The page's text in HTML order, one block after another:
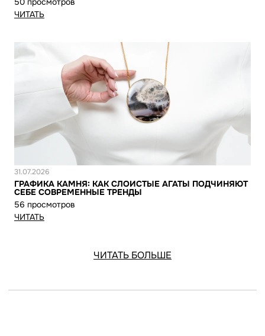
ЧИТАТЬ
Новость
31.07.2026
ГРАФИКА КАМНЯ: КАК СЛОИСТЫЕ АГАТЫ ПОДЧИНЯЮТ
СЕБЕ СОВРЕМЕННЫЕ ТРЕНДЫ
56 просмотров
ЧИТАТЬ
ЧИТАТЬ БОЛЬШЕ